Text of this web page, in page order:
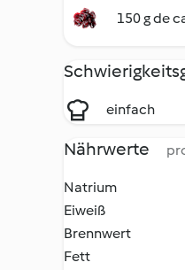
150 g de
einfach
Nährwerte
Natrium
Eiweiß
Brennwert
Fett